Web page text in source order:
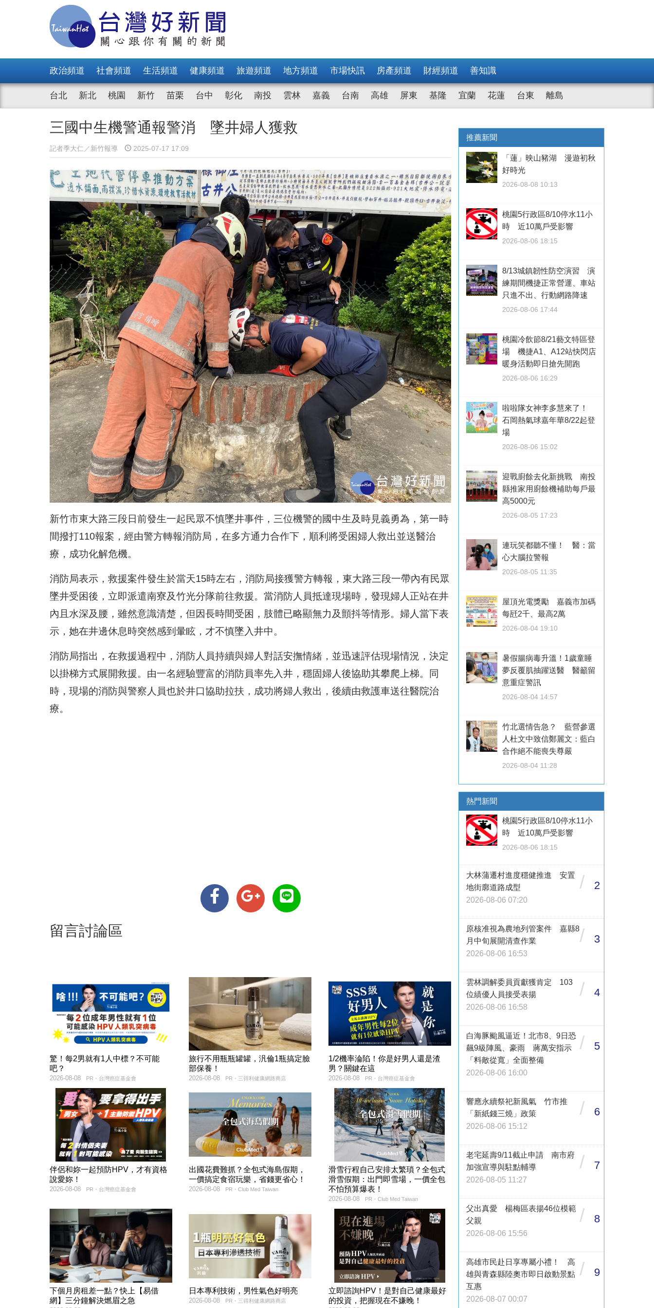
政治頻道 社會頻道 生活頻道 健康頻道 旅遊頻道 地方頻道 市場快訊 房產頻道 財經頻道 善知識
台北 新北 桃園 新竹 苗栗 台中 彰化 南投 雲林 嘉義 台南 高雄 屏東 基隆 宜蘭 花蓮 台東 離島
三國中生機警通報警消 墜井婦人獲救
記者季大仁／新竹報導 2025-07-17 17:09
新竹市東大路三段日前發生一起民眾不慎墜井事件，三位機警的國中生及時見義勇為，第一時
間撥打110報案，經由警方轉報消防局，在多方通力合作下，順利將受困婦人救出並送醫治
療，成功化解危機。
消防局表示，救援案件發生於當天15時左右，消防局接獲警方轉報，東大路三段一帶內有民眾
墜井受困後，立即派遣南寮及竹光分隊前往救援。當消防人員抵達現場時，發現婦人正站在井
內且水深及腰，雖然意識清楚，但因長時間受困，肢體已略顯無力及顫抖等情形。婦人當下表
示，她在井邊休息時突然感到暈眩，才不慎墜入井中。
消防局指出，在救援過程中，消防人員持續與婦人對話安撫情緒，並迅速評估現場情況，決定
以掛梯方式展開救援。由一名經驗豐富的消防員率先入井，穩固婦人後協助其攀爬上梯。同
時，現場的消防與警察人員也於井口協助拉扶，成功將婦人救出，後續由救護車送往醫院治
療。
留言討論區
驚！每2男就有1人中標？不可能
吧？
PR・台灣癌症基金會
2026-08-08
旅行不用瓶瓶罐罐，汎倫1瓶搞定臉
部保養！
PR・三得利健康網路商店
2026-08-08
1/2機率淪陷！你是好男人還是渣
男？關鍵在這
PR・台灣癌症基金會
2026-08-08
伴侶和妳一起預防HPV，才有資格
說愛妳！
PR・台灣癌症基金會
2026-08-08
出國花費難抓？全包式海島假期，
一價搞定食宿玩樂，省錢更省心！
PR・Club Med Taiwan
2026-08-08
滑雪行程自己安排太繁瑣？全包式
滑雪假期：出門即雪場，一價全包
不怕預算爆表！
PR・Club Med Taiwan
2026-08-08
下個月房租差一點？快上【易借
網】三分鐘解決燃眉之急
日本專利技術，男性氣色好明亮
PR・三得利健康網路商店
2026-08-08
立即諮詢HPV！是對自己健康最好
的投資，把握現在不嫌晚！
推薦新聞
「蓮」映山豬湖 漫遊初秋
好時光
2026-08-08 10:13
桃園5行政區8/10停水11小
時 近10萬戶受影響
2026-08-06 18:15
8/13城鎮韌性防空演習 演
練期間機捷正常營運、車站
只進不出、行動網路降速
2026-08-06 17:44
桃園冷飲節8/21藝文特區登
場 機捷A1、A12站快閃店
暖身活動即日搶先開跑
2026-08-06 16:29
啦啦隊女神李多慧來了！
石岡熱氣球嘉年華8/22起登
場
2026-08-06 15:02
迎戰廚餘去化新挑戰 南投
縣推家用廚餘機補助每戶最
高5000元
2026-08-05 17:23
連玩笑都聽不懂！ 醫：當
心大腦拉警報
2026-08-05 11:35
屋頂光電獎勵 嘉義市加碼
每瓩2千、最高2萬
2026-08-04 19:10
暑假腸病毒升溫！1歲童睡
夢反覆肌抽躍送醫 醫籲留
意重症警訊
2026-08-04 14:57
竹北選情告急？ 藍營參選
人杜文中致信鄭麗文：藍白
合作絕不能喪失尊嚴
2026-08-04 11:28
熱門新聞
桃園5行政區8/10停水11小
時 近10萬戶受影響
2026-08-06 18:15
大林蒲遷村進度穩健推進 安置
地街廓道路成型
2026-08-06 07:20
/ 2
原核准視為農地列管案件 嘉縣8
月中旬展開清查作業
2026-08-06 16:53
/ 3
雲林調解委員貢獻獲肯定 103
位績優人員接受表揚
2026-08-06 16:58
/ 4
白海豚颱風逼近！北市8、9日恐
飆9級陣風、豪雨 蔣萬安指示
「料敵從寬」全面整備
2026-08-06 16:00
/ 5
響應永續祭祀新風氣 竹市推
「新紙錢三燒」政策
2026-08-06 15:12
/ 6
老宅延壽9/11截止申請 南市府
加強宣導與駐點輔導
2026-08-05 11:27
/ 7
父出真愛 楊梅區表揚46位模範
父親
2026-08-06 15:56
/ 8
高雄市民赴日享專屬小禮！ 高
雄與青森縣陸奧市即日啟動景點
互惠
2026-08-07 00:07
/ 9